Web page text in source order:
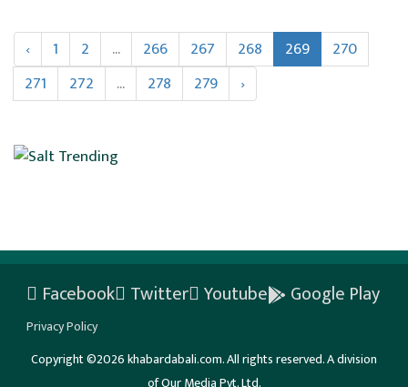
‹ 1 2 ... 266 267 268 269
270
271
272 ... 278 279 ›
Facebook Twitter Youtube Google Play
Privacy Policy
Copyright ©2026 khabardabali.com. All rights reserved. A division